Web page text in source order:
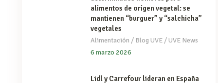
alimentos de origen vegetal: se
mantienen “burguer” y “salchicha”
vegetales
Alimentación / Blog UVE/UVE News
6 marzo 2026
Lidl y Carrefour lideran en España